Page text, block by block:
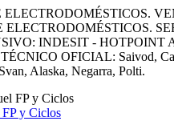
ELECTRODOMÉSTICOS.
INDESIT - HOTPOINT
OFICIAL: Saivod,
Alaska, Negarra, Polti.
y Ciclos